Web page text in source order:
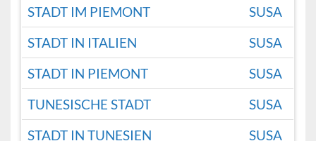
STADT IM PIEMONT
SUSA
STADT IN ITALIEN
SUSA
STADT IN PIEMONT
SUSA
TUNESISCHE STADT
SUSA
STADT IN TUNESIEN
SUSA